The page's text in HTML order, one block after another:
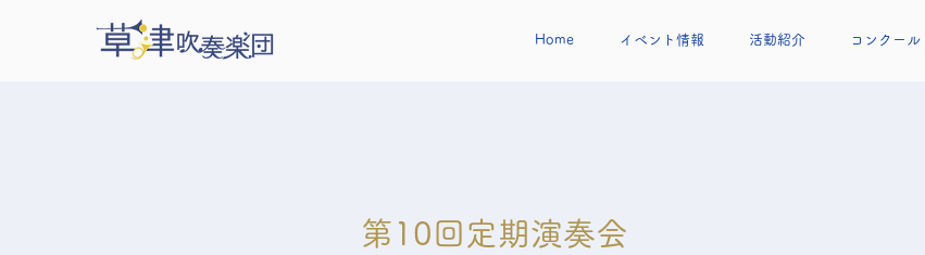
Home イベント情報 活動紹介 コンクール
第10回定期演奏会